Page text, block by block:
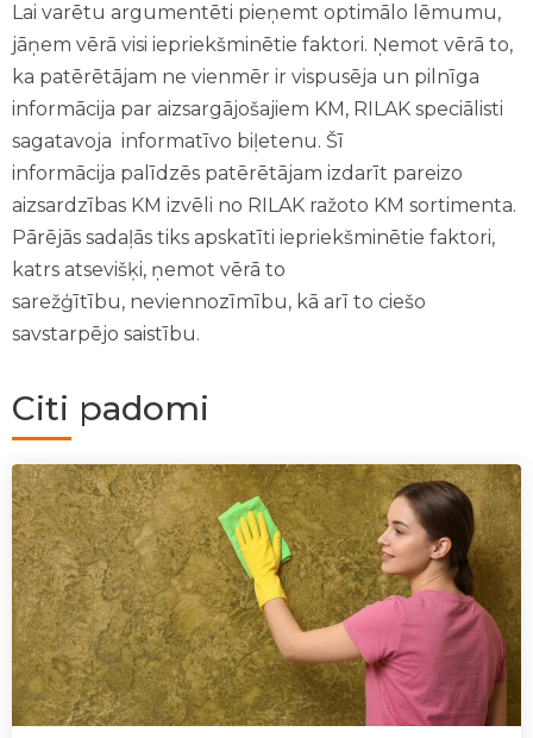
Lai varētu argumentēti pieņemt optimālo lēmumu,
jāņem vērā visi iepriekšminētie faktori. Ņemot vērā to,
ka patērētājam ne vienmēr ir vispusēja un pilnīga
informācija par aizsargājošajiem KM, RILAK speciālisti
sagatavoja informatīvo biļetenu. Šī
informācija palīdzēs patērētājam izdarīt pareizo
aizsardzības KM izvēli no RILAK ražoto KM sortimenta.
Pārējās sadaļās tiks apskatīti iepriekšminētie faktori,
katrs atsevišķi, ņemot vērā to
sarežģītību, neviennozīmību, kā arī to ciešo
savstarpējo saistību.
Citi padomi